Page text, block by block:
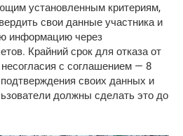
установленным критериям,
свои данные участника и
информацию через
Крайний срок для отказа от
с соглашением — 8
своих данных и
должны сделать это до